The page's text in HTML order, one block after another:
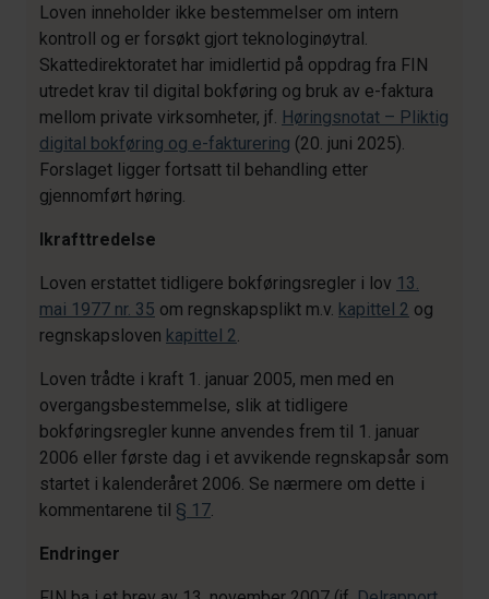
Loven inneholder ikke bestemmelser om intern
kontroll og er forsøkt gjort teknologinøytral.
Skattedirektoratet har imidlertid på oppdrag fra FIN
utredet krav til digital bokføring og bruk av e-faktura
mellom private virksomheter, jf. Høringsnotat – Pliktig
digital bokføring og e-fakturering (20. juni 2025).
Forslaget ligger fortsatt til behandling etter
gjennomført høring.
Ikrafttredelse
Loven erstattet tidligere bokføringsregler i lov 13.
mai 1977 nr. 35 om regnskapsplikt m.v. kapittel 2 og
regnskapsloven kapittel 2.
Loven trådte i kraft 1. januar 2005, men med en
overgangsbestemmelse, slik at tidligere
bokføringsregler kunne anvendes frem til 1. januar
2006 eller første dag i et avvikende regnskapsår som
startet i kalenderåret 2006. Se nærmere om dette i
kommentarene til § 17.
Endringer